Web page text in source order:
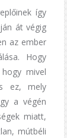
így
át végig
az ember
Hogy
mivel
ez, mely
a végén
miatt,
mútbéli